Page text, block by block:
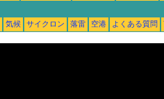
気候 サイクロン 落雷 空港 よくある質問